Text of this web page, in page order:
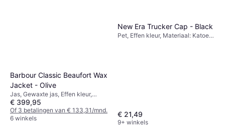
Barbour Classic Beaufort Wax
Jacket - Olive
Jas, Gewaxte jas, Effen kleur,
Materiaal: Was, Polyester,
Ribfluweel, Winddicht, Gewaxt,
Gevoerd, Afneembare Capuchon,
€ 399,95
Of 3 betalingen van € 133,31/mnd.
6 winkels
New Era Trucker Cap - Black
Pet, Effen kleur, Materiaal: Katoen,
€ 21,49
9+ winkels